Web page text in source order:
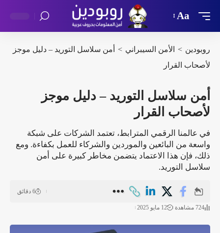
Aa
روبودين > الأمن السيبراني >
أمن سلاسل التوريد – دليل موجز
لأصحاب القرار
أمن سلاسل التوريد – دليل موجز
لأصحاب القرار
في عالمنا الرقمي المترابط، تعتمد الشركات على شبكة
واسعة من البائعين والموردين والشركاء للعمل بكفاءة. ومع
ذلك، فإن هذا الاعتماد يتضمن مخاطر كبيرة على أمن
سلاسل التوريد.
724 مشاهدة 12 مايو 2025
6 دقائق